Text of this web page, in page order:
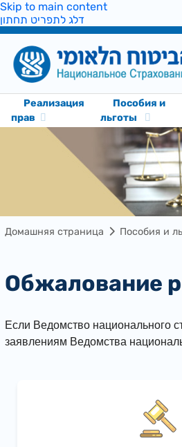
Skip to main content
דלג לתפריט תחתון
Реализация
прав
Пособия и
льготы
Домашняя страница Пособия и
Обжалование
Если Ведомство национального
заявлениям Ведомства